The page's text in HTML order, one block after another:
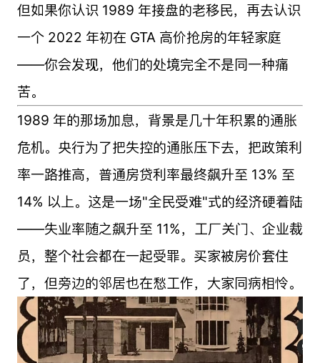
但如果你认识 1989 年接盘的老移民，再去认识
一个 2022 年初在 GTA 高价抢房的年轻家庭
——你会发现，他们的处境完全不是同一种痛
苦。
1989 年的那场加息，背景是几十年积累的通胀
危机。央行为了把失控的通胀压下去，把政策利
率一路推高，普通房贷利率最终飙升至 13% 至
14% 以上。这是一场"全民受难"式的经济硬着陆
——失业率随之飙升至 11%，工厂关门、企业裁
员，整个社会都在一起受罪。买家被房价套住
了，但旁边的邻居也在愁工作，大家同病相怜。